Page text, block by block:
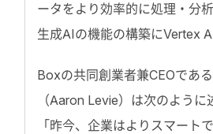
ータをより効率的に処理・分
生成AIの機能の構築にVertex
Boxの共同創業者兼CEOであ
（Aaron Levie）は次のように
「昨今、企業はよりスマート